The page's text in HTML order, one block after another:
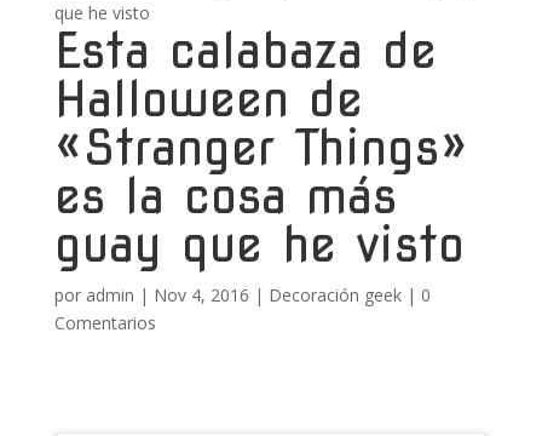
que he visto
Esta calabaza de
Halloween de
«Stranger Things»
es la cosa más
guay que he visto
por admin | Nov 4, 2016 | Decoración geek| 0
Comentarios